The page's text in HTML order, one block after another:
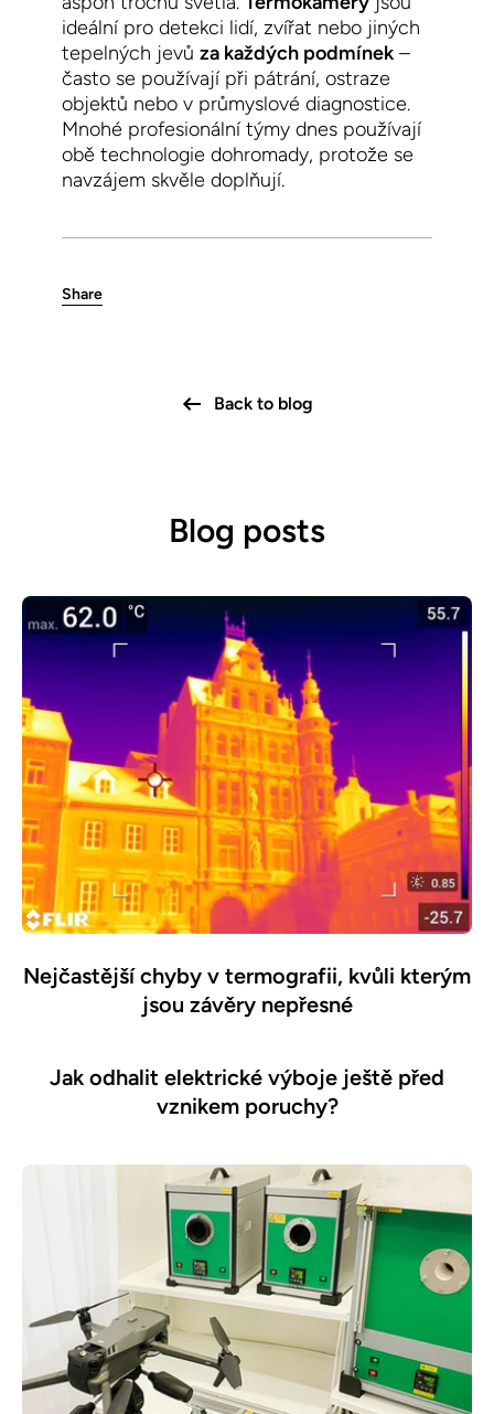
ideální pro detekci lidí, zvířat nebo jiných
tepelných jevů za každých podmínek–
často se používají při pátrání, ostraze
objektů nebo v průmyslové diagnostice.
Mnohé profesionální týmy dnes používají
obě technologie dohromady, protože se
navzájem skvěle doplňují.
Share
Back to blog
Blog posts
Nejčastější chyby v termografii, kvůli kterým
jsou závěry nepřesné
Jak odhalit elektrické výboje ještě před
vznikem poruchy?